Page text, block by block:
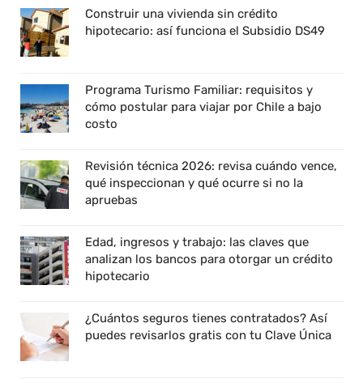
Construir una vivienda sin crédito
hipotecario: así funciona el Subsidio DS49
Programa Turismo Familiar: requisitos y
cómo postular para viajar por Chile a bajo
costo
Revisión técnica 2026: revisa cuándo vence,
qué inspeccionan y qué ocurre si no la
apruebas
Edad, ingresos y trabajo: las claves que
analizan los bancos para otorgar un crédito
hipotecario
¿Cuántos seguros tienes contratados? Así
puedes revisarlos gratis con tu Clave Única